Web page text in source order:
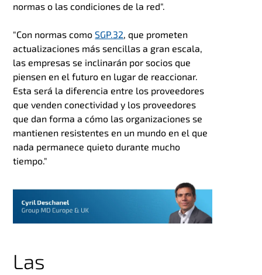
normas o las condiciones de la red".
"Con normas comoSGP.32, que prometen
actualizaciones más sencillas a gran escala,
las empresas se inclinarán por socios que
piensen en el futuro en lugar de reaccionar.
Esta será la diferencia entre los proveedores
que venden conectividad y los proveedores
que dan forma a cómo las organizaciones se
mantienen resistentes en un mundo en el que
nada permanece quieto durante mucho
tiempo."
Las